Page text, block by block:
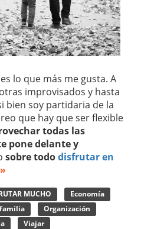
lo que más me gusta. A
improvisados y hasta
bien soy partidaria de la
que hay que ser flexible
todas las
pone delante y
sobre tododisfrutar en
MUCHO
Economía
Organización
Viajar